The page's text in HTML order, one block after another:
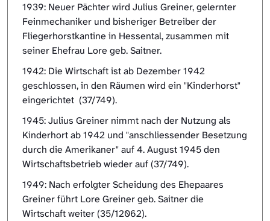
1939: Neuer Pächter wird Julius Greiner, gelernter
Feinmechaniker und bisheriger Betreiber der
Fliegerhorstkantine in Hessental, zusammen mit
seiner Ehefrau Lore geb. Saitner.
1942: Die Wirtschaft ist ab Dezember 1942
geschlossen, in den Räumen wird ein "Kinderhorst"
eingerichtet (37/749).
1945: Julius Greiner nimmt nach der Nutzung als
Kinderhort ab 1942 und "anschliessender Besetzung
durch die Amerikaner" auf 4. August 1945 den
Wirtschaftsbetrieb wieder auf (37/749).
1949: Nach erfolgter Scheidung des Ehepaares
Greiner führt Lore Greiner geb. Saitner die
Wirtschaft weiter (35/12062).